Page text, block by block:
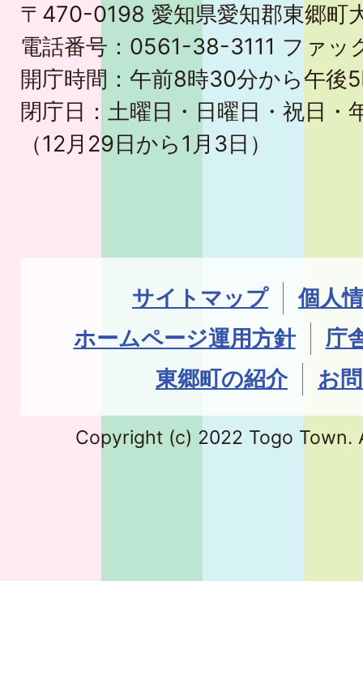
〒470-0198 愛知県愛知郡東郷町
電話番号：0561-38-3111 ファ
開庁時間：午前8時30分から午後
閉庁日：土曜日・日曜日・祝日・
（12月29日から1月3日）
サイトマップ
個人
ホームページ運用方針
庁
東郷町の紹介
お
Copyright (c) 2022 Togo Town.